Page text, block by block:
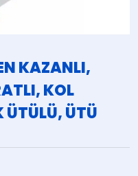
KAZANLI,
KOL
ÜTÜ